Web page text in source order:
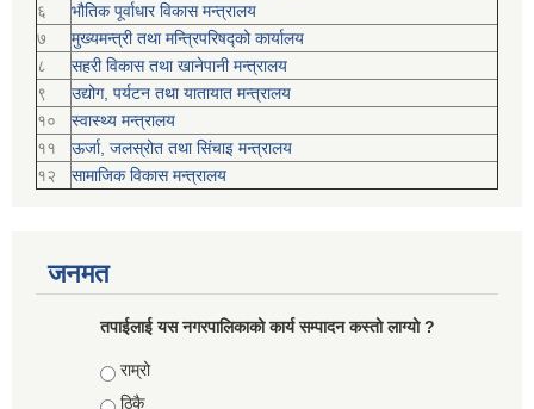
६
भौतिक पूर्वाधार विकास मन्त्रालय
७
मुख्यमन्त्री तथा मन्त्रिपरिषद्को कार्यालय
८
सहरी विकास तथा खानेपानी मन्त्रालय
९
उद्योग, पर्यटन तथा यातायात मन्त्रालय
१०
स्वास्थ्य मन्त्रालय
११
ऊर्जा, जलस्रोत तथा सिंचाइ मन्त्रालय
१२
सामाजिक विकास मन्‍‍त्रालय
जनमत
तपाईलाई यस नगरपालिकाको कार्य सम्पादन कस्तो लाग्यो ?
Choices
राम्रो
ठिकै